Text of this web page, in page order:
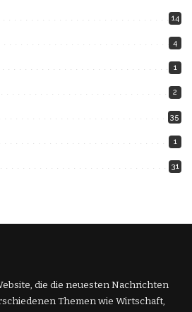
14
4
1
2
35
1
31
die die neuesten Nachrichten
Themen wie Wirtschaft,